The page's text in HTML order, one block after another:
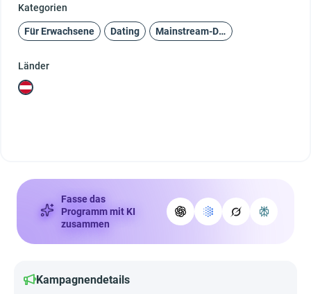
Kategorien
Für Erwachsene Dating Mainstream-Dating
Länder
Fasse das
Programm mit KI
zusammen
Kampagnendetails